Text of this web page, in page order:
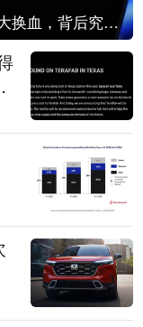
谷歌AI大换血，背后究竟发生了什么？